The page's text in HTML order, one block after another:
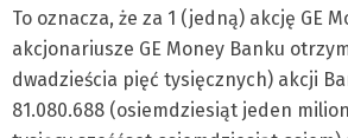
To oznacza, że za 1 (jedną) akcję GE
akcjonariusze GE Money Banku
dwadzieścia pięć tysięcznych) akcji
81.080.688 (osiemdziesiąt jeden